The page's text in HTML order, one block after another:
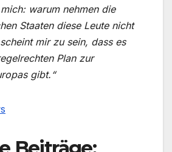
warum nehmen die
Staaten diese Leute nicht
mir zu sein, dass es
Plan zur
gibt.“